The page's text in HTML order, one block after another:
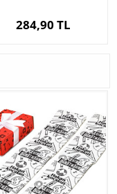
284,90 TL